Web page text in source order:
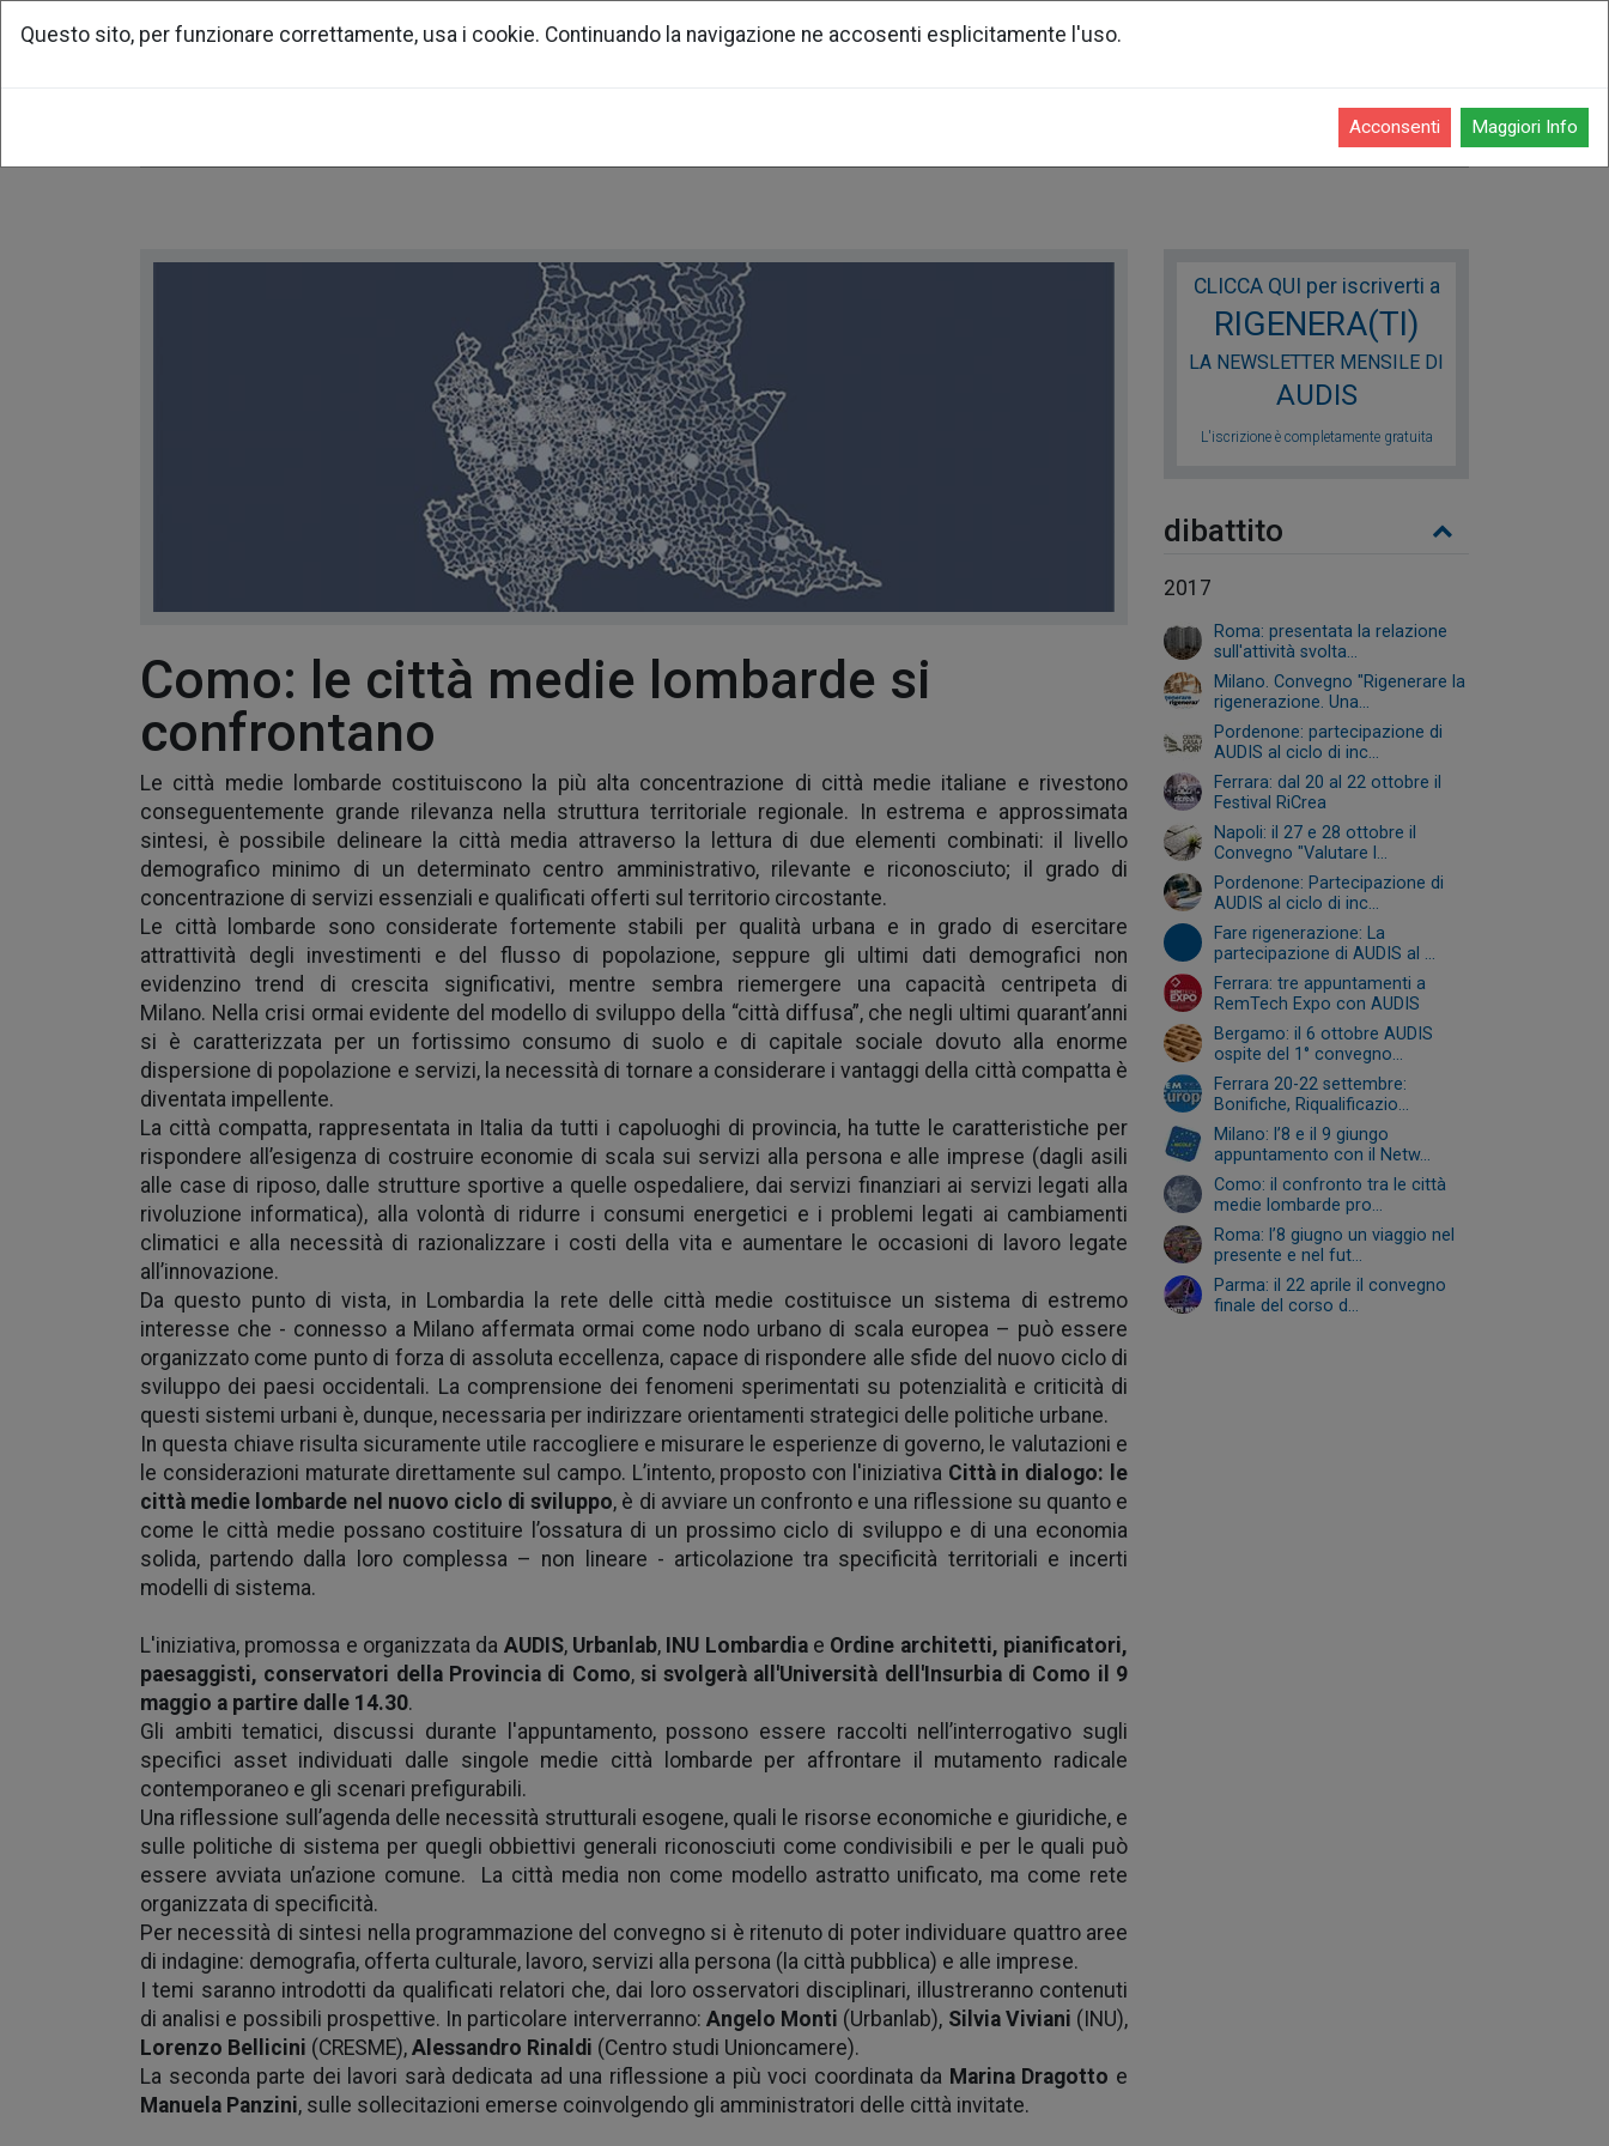
Como: le città medie lombarde si
confrontano
Le città medie lombarde costituiscono la più alta concentrazione di città medie italiane e rivestono
conseguentemente grande rilevanza nella struttura territoriale regionale.
In estrema e approssimata
sintesi, è possibile delineare la città media attraverso la lettura di due elementi combinati: il livello
demografico minimo di un determinato centro amministrativo, rilevante e riconosciuto; il grado di
concentrazione di servizi essenziali e qualificati offerti sul territorio circostante.
Le città lombarde sono considerate fortemente stabili per qualità urbana e in grado di esercitare
attrattività degli investimenti e del flusso di popolazione, seppure gli ultimi dati demografici non
evidenzino trend di crescita significativi, mentre sembra riemergere una capacità centripeta di
Milano. Nella crisi ormai evidente del modello di sviluppo della “città diffusa”, che negli ultimi quarant’anni
si è caratterizzata per un fortissimo consumo di suolo e di capitale sociale dovuto alla enorme
dispersione di popolazione e servizi, la necessità di tornare a considerare i vantaggi della città compatta è
diventata impellente.
La città compatta, rappresentata in Italia da tutti i capoluoghi di provincia, ha tutte le caratteristiche per
rispondere all’esigenza di costruire economie di scala sui servizi alla persona e alle imprese (dagli asili
alle case di riposo, dalle strutture sportive a quelle ospedaliere, dai servizi finanziari ai servizi legati alla
rivoluzione informatica), alla volontà di ridurre i consumi energetici e i problemi legati ai cambiamenti
climatici e alla necessità di razionalizzare i costi della vita e aumentare le occasioni di lavoro legate
all’innovazione.
Da questo punto di vista, in Lombardia la rete delle città medie costituisce un sistema di estremo
interesse che - connesso a Milano affermata ormai come nodo urbano di scala europea – può essere
organizzato come punto di forza di assoluta eccellenza, capace di rispondere alle sfide del nuovo ciclo di
sviluppo dei paesi occidentali. La comprensione dei fenomeni sperimentati su potenzialità e criticità di
questi sistemi urbani è, dunque, necessaria per indirizzare orientamenti strategici delle politiche urbane.
In questa chiave risulta sicuramente utile raccogliere e misurare le esperienze di governo, le valutazioni e
le considerazioni maturate direttamente sul campo. L’intento, proposto con l'iniziativa Città in dialogo: le
città medie lombarde nel nuovo ciclo di sviluppo, è di avviare un confronto e una riflessione su quanto e
come le città medie possano costituire l’ossatura di un prossimo ciclo di sviluppo e di una economia
solida, partendo dalla loro complessa – non lineare - articolazione tra specificità territoriali e incerti
modelli di sistema.
L'iniziativa, promossa e organizzata da AUDIS, Urbanlab, INU Lombardiae Ordine architetti, pianificatori,
paesaggisti, conservatori della Provincia di Como, si svolgerà all'Università dell'Insurbia di Como il 9
maggio a partire dalle 14.30.
Gli ambiti tematici, discussi durante l'appuntamento, possono essere raccolti nell’interrogativo sugli
specifici asset individuati dalle singole medie città lombarde per affrontare il mutamento radicale
contemporaneo e gli scenari prefigurabili.
Una riflessione sull’agenda delle necessità strutturali esogene, quali le risorse economiche e giuridiche, e
sulle politiche di sistema per quegli obbiettivi generali riconosciuti come condivisibili e per le quali può
essere avviata un’azione comune. La città media non come modello astratto unificato, ma come rete
organizzata di specificità.
Per necessità di sintesi nella programmazione del convegno si è ritenuto di poter individuare quattro aree
di indagine: demografia, offerta culturale, lavoro, servizi alla persona (la città pubblica) e alle imprese.
I temi saranno introdotti da qualificati relatori che, dai loro osservatori disciplinari, illustreranno contenuti
di analisi e possibili prospettive. In particolare interverranno: Angelo Monti (Urbanlab), Silvia Viviani (INU),
Lorenzo Bellicini (CRESME), Alessandro Rinaldi (Centro studi Unioncamere).
La seconda parte dei lavori sarà dedicata ad una riflessione a più voci coordinata da Marina Dragotto e
Manuela Panzini, sulle sollecitazioni emerse coinvolgendo gli amministratori delle città invitate.
CLICCA QUI per iscriverti a
RIGENERA(TI)
LA NEWSLETTER MENSILE DI
AUDIS
L'iscrizione è completamente gratuita
dibattito
2017
Roma: presentata la relazione
sull'attività svolta...
Milano. Convegno "Rigenerare la
rigenerazione. Una...
Pordenone: partecipazione di
AUDIS al ciclo di inc...
Ferrara: dal 20 al 22 ottobre il
Festival RiCrea
Napoli: il 27 e 28 ottobre il
Convegno "Valutare l...
Pordenone: Partecipazione di
AUDIS al ciclo di inc...
Fare rigenerazione: La
partecipazione di AUDIS al ...
Ferrara: tre appuntamenti a
RemTech Expo con AUDIS
Bergamo: il 6 ottobre AUDIS
ospite del 1° convegno...
Ferrara 20-22 settembre:
Bonifiche, Riqualificazio...
Milano: l’8 e il 9 giungo
appuntamento con il Netw...
Como: il confronto tra le città
medie lombarde pro...
Roma: l’8 giugno un viaggio nel
presente e nel fut...
Parma: il 22 aprile il convegno
finale del corso d...
Questo sito, per funzionare correttamente, usa i cookie. Continuando la navigazione ne accosenti esplicitamente l'uso.
Acconsenti Maggiori Info